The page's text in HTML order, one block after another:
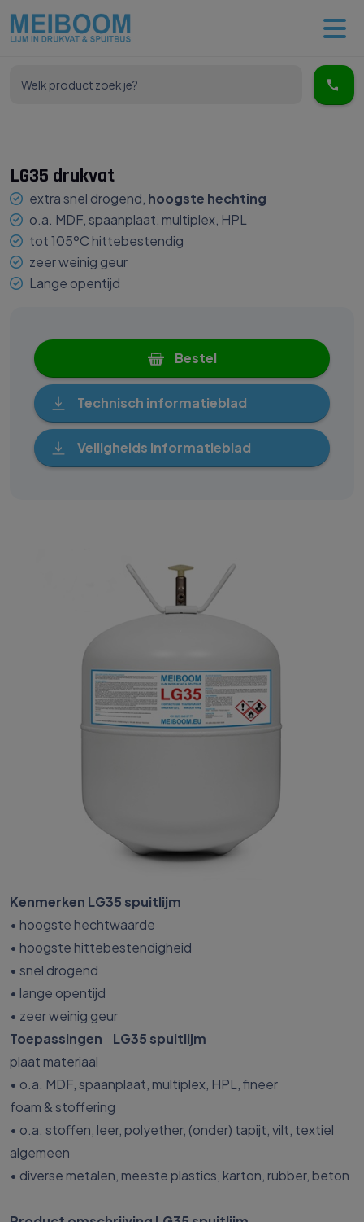
LG35 drukvat
extra snel drogend, hoogste hechting
o.a. MDF, spaanplaat, multiplex, HPL
tot 105ºC hittebestendig
zeer weinig geur
Lange opentijd
Bestel
Technisch informatieblad
Veiligheids informatieblad
Kenmerken LG35 spuitlijm
• hoogste hechtwaarde
• hoogste hittebestendigheid
• snel drogend
• lange opentijd
• zeer weinig geur
Toepassingen LG35 spuitlijm
plaat materiaal
• o.a. MDF, spaanplaat, multiplex, HPL, fineer
foam & stoffering
• o.a. stoffen, leer, polyether, (onder) tapijt, vilt, textiel
algemeen
• diverse metalen, meeste plastics, karton, rubber, beton